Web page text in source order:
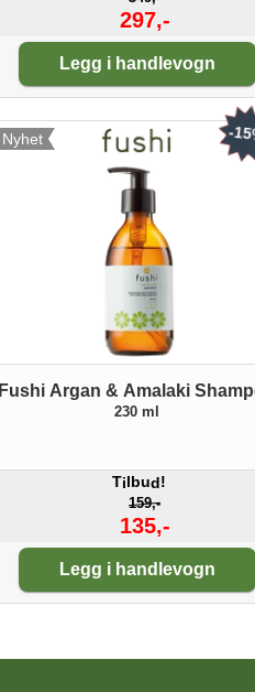
297,-
Legg i handlevogn
Nyhet
Fushi Argan & Amalaki
230 ml
Tilbud!
159,-
135,-
-
Legg i handlevogn